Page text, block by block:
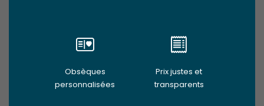
Obsèques
personnalisées
Prix justes et
transparents